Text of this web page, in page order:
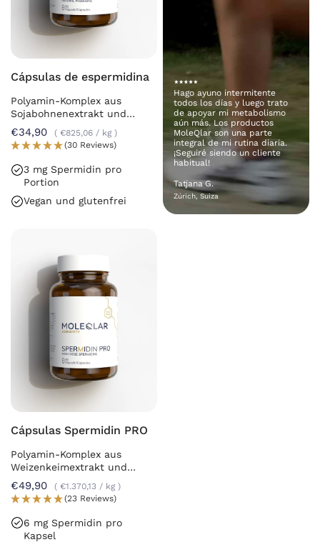
Cápsulas de espermidina
Polyamin-Komplex aus
Sojabohnenextrakt und
Chlorella
€34,90 €825,06 / kg
(30 Reviews)
3 mg Spermidin pro
Portion
Vegan und glutenfrei
Hago ayuno intermitente
todos los días y luego trato
de apoyar mi metabolismo
aún más. Los productos
MoleQlar son una parte
integral de mi rutina diaria.
¡Seguiré siendo un cliente
habitual!
Tatjana G.
Zúrich, Suiza
Cápsulas Spermidin PRO
Polyamin-Komplex aus
Weizenkeimextrakt und
Chlorella
€49,90 €1.370,13 / kg
(23 Reviews)
6 mg Spermidin pro
Kapsel